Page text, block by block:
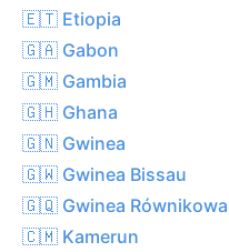
🇪🇹 Etiopia
🇬🇦 Gabon
🇬🇲 Gambia
🇬🇭 Ghana
🇬🇳 Gwinea
🇬🇼 Gwinea Bissau
🇬🇶 Gwinea Równikowa
🇨🇲 Kamerun